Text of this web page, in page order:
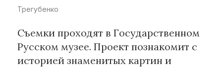
Трегубенко
Съемки проходят в Государственном
Русском музее. Проект познакомит с
историей знаменитых картин и